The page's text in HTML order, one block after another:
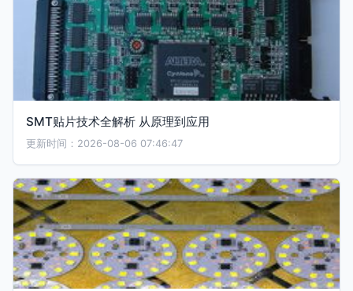
SMT贴片技术全解析 从原理到应用
更新时间：2026-08-06 07:46:47